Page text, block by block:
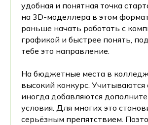
удобная и понятная точка
на 3D-моделлера в этом
раньше начать работать с
графикой и быстрее понять,
тебе это направление.
На бюджетные места в
высокий конкурс. Учитываются
иногда добавляются
условия. Для многих это
серьёзным препятствием.